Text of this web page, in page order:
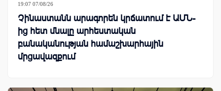
19:07 07/08/26
Չինաստանն արագորեն կրճատում է ԱՄՆ-
ից հետ մնալը արհեստական
բանականության համաշխարհային
մրցավազքում